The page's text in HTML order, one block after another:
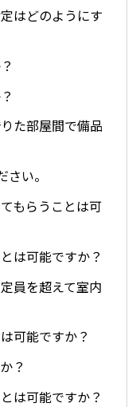
はどのようにす
た部屋間で備品
い。
もらうことは可
は可能ですか？
員を超えて室内
可能ですか？
？
は可能ですか？